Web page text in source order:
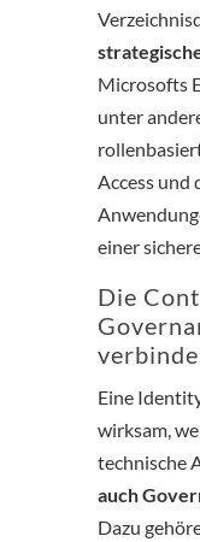
Microsofts
unter
Access und
einer
Die
Eine
wirksam,
technische
auch
Dazu